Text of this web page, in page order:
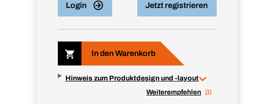
Login Jetzt registrieren
In den Warenkorb
Hinweis zum Produktdesign und -layout
Weiterempfehlen